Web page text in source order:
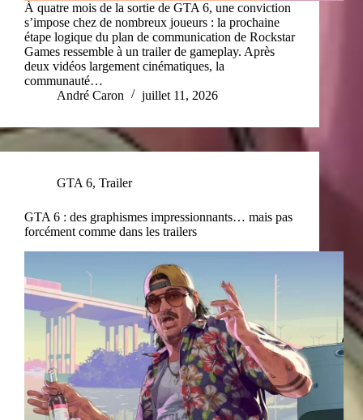
À quatre mois de la sortie de GTA 6, une conviction
s’impose chez de nombreux joueurs : la prochaine
étape logique du plan de communication de Rockstar
Games ressemble à un trailer de gameplay. Après
deux vidéos largement cinématiques, la
communauté…
André Caron
juillet 11, 2026
GTA 6, Trailer
GTA 6 : des graphismes impressionnants… mais pas
forcément comme dans les trailers